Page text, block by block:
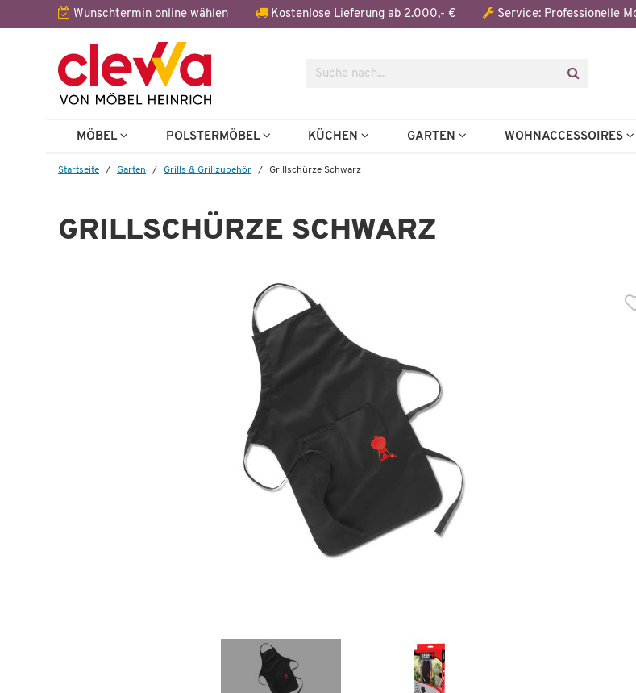
Wunschtermin online wählen Kostenlose Lieferung ab 2.000,- € Service: Professionelle
Suche
MÖBEL POLSTERMÖBEL KÜCHEN GARTEN WOHNACCESSOIRES
Startseite Garten Grills & Grillzubehör Grillschürze Schwarz
GRILLSCHÜRZE SCHWARZ
Der Artikel wurde in den Warenkorb